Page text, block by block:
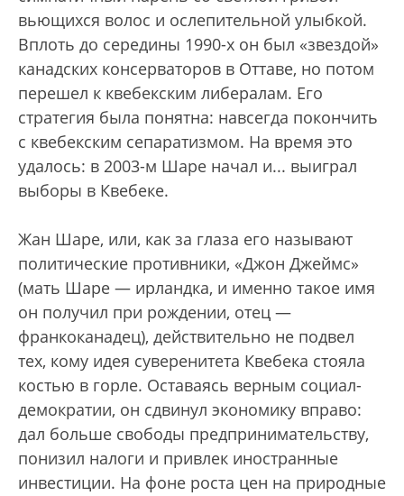
вьющихся волос и ослепительной улыбкой.
Вплоть до середины 1990-х он был «звездой»
канадских консерваторов в Оттаве, но потом
перешел к квебекским либералам. Его
стратегия была понятна: навсегда покончить
с квебекским сепаратизмом. На время это
удалось: в 2003-м Шаре начал и... выиграл
выборы в Квебеке.
Жан Шаре, или, как за глаза его называют
политические противники, «Джон Джеймс»
(мать Шаре — ирландка, и именно такое имя
он получил при рождении, отец —
франкоканадец), действительно не подвел
тех, кому идея суверенитета Квебека стояла
костью в горле. Оставаясь верным социал-
демократии, он сдвинул экономику вправо:
дал больше свободы предпринимательству,
понизил налоги и привлек иностранные
инвестиции. На фоне роста цен на природные